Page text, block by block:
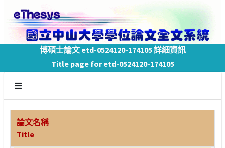
博碩士論文 etd-0524120-174105 詳細資訊
Title page for etd-0524120-174105
論文名稱
Title